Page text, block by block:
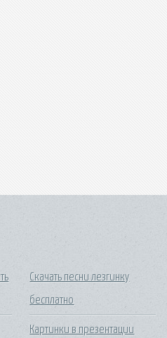
Скачать песни лезгинку
бесплатно
Картинки в презентации